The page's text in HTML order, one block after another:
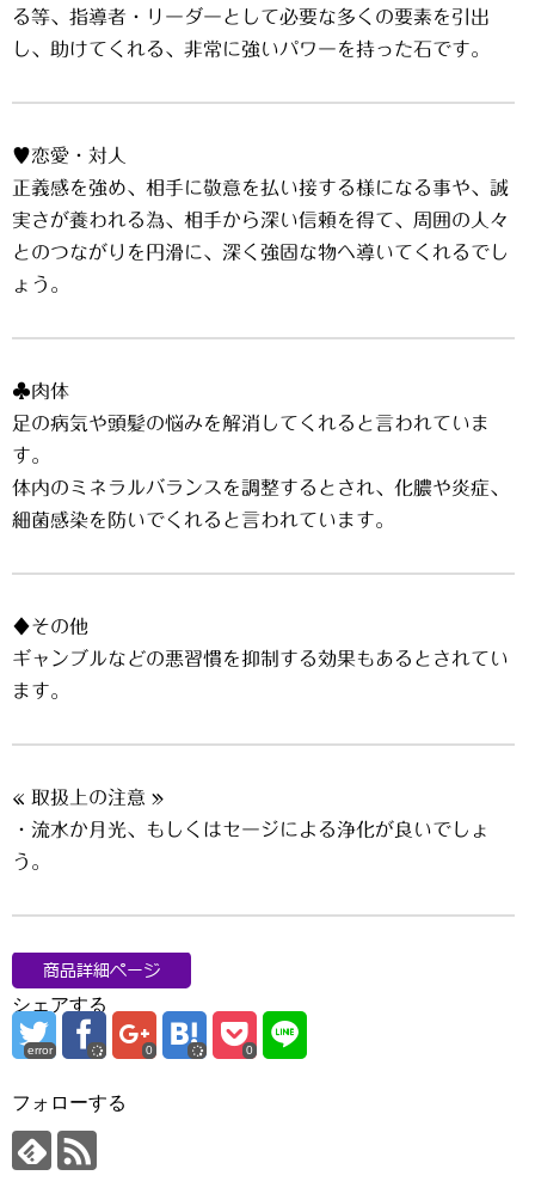
る等、指導者・リーダーとして必要な多くの要素を引出
し、助けてくれる、非常に強いパワーを持った石です。
♥恋愛・対人
正義感を強め、相手に敬意を払い接する様になる事や、誠
実さが養われる為、相手から深い信頼を得て、周囲の人々
とのつながりを円滑に、深く強固な物へ導いてくれるでし
ょう。
♣肉体
足の病気や頭髪の悩みを解消してくれると言われていま
す。
体内のミネラルバランスを調整するとされ、化膿や炎症、
細菌感染を防いでくれると言われています。
♦その他
ギャンブルなどの悪習慣を抑制する効果もあるとされてい
ます。
« 取扱上の注意 »
・流水か月光、もしくはセージによる浄化が良いでしょ
う。
シェアする
error 0 0
フォローする